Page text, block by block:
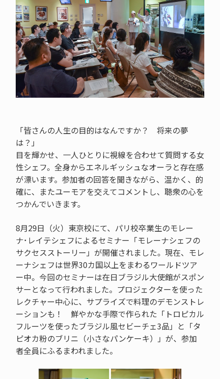
「皆さんの人生の目的はなんですか？ 将来の夢
は？」
目を輝かせ、一人ひとりに視線を合わせて質問する女
性シェフ。全身からエネルギッシュなオーラと存在感
が漂います。参加者の回答を聞きながら、温かく、的
確に、またユーモアを交えてコメントし、聴衆の心を
つかんでいきます。
8月29日（火）東京校にて、パリ校卒業生のモレー
ナ･レイテシェフによるセミナー「モレーナシェフの
サクセスストーリー」が開催されました。現在、モレ
ーナシェフは世界30カ国以上をまわるワールドツア
ー中。今回のセミナーは在日ブラジル大使館がスポン
サーとなって行われました。プロジェクターを使った
レクチャー中心に、サプライズで料理のデモンストレ
ーションも！ 鮮やかな手際で作られた「トロピカル
フルーツを使ったブラジル風セビーチェ3品」と「タ
ピオカ粉のブリニ（小さなパンケーキ）」が、参加
者全員にふるまわれました。